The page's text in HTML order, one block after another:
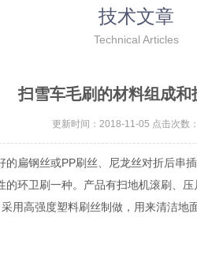
技术文章
Technical Articles
扫雪车毛刷的材料组成和
更新时间：2018-11-05 点击次数
扁钢丝或PP刷丝、尼龙丝对折后串
环卫刷一种。产品有扫地机滚刷、
高强度塑料刷丝制做，用来清洁地